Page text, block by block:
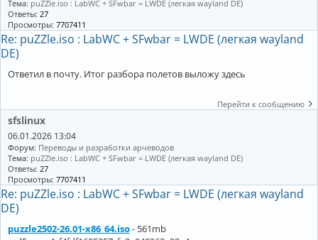
Тема: puZZle.iso : LabWC + SFwbar = LWDE (легкая wayland DE)
Ответы: 27
Просмотры: 7707411
Re: puZZle.iso : LabWC + SFwbar = LWDE (легкая wayland
DE)
Ответил в почту. Итог разбора полетов выложу здесь
Перейти к сообщению
sfslinux
06.01.2026 13:04
Форум: Переводы и разработки арчеводов
Тема: puZZle.iso : LabWC + SFwbar = LWDE (легкая wayland DE)
Ответы: 27
Просмотры: 7707411
Re: puZZle.iso : LabWC + SFwbar = LWDE (легкая wayland
DE)
puzzle2502-26.01-x86_64.iso- 561mb